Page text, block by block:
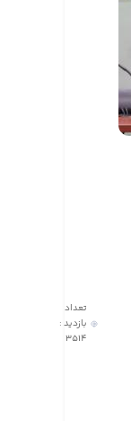
تعداد
بازدید :
3514